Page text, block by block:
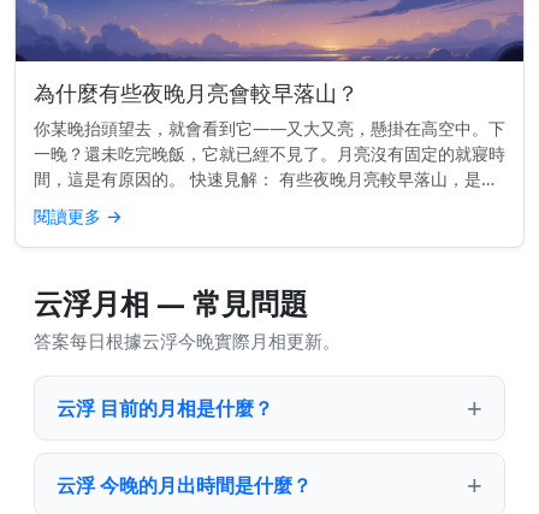
為什麼有些夜晚月亮會較早落山？
你某晚抬頭望去，就會看到它——又大又亮，懸掛在高空中。下
一晚？還未吃完晚飯，它就已經不見了。月亮沒有固定的就寢時
間，這是有原因的。 快速見解： 有些夜晚月亮較早落山，是因
為它的軌道使它每天升起時間大約晚50分鐘——因此相較於前
一晚，它較早落...
閱讀更多 →
云浮月相 — 常見問題
答案每日根據云浮今晚實際月相更新。
云浮 目前的月相是什麼？
云浮 今晚的月出時間是什麼？